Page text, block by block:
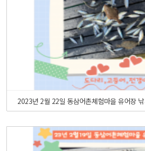
2023년 2월 22일 동삼어촌체험마을 유어장